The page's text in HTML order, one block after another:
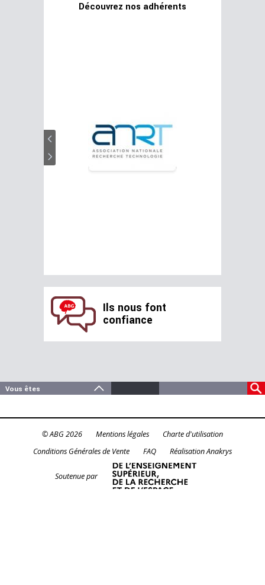
Découvrez nos adhérents
Ils nous font
confiance
© ABG 2026 Mentions légales
Charte d'utilisation
Conditions Générales de Vente
FAQ Réalisation Anakrys
Soutenue par